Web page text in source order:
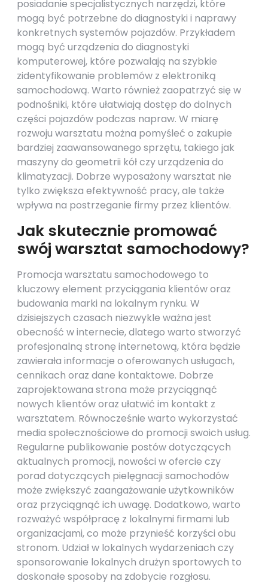
posiadanie specjalistycznych narzędzi, które
mogą być potrzebne do diagnostyki i naprawy
konkretnych systemów pojazdów. Przykładem
mogą być urządzenia do diagnostyki
komputerowej, które pozwalają na szybkie
zidentyfikowanie problemów z elektroniką
samochodową. Warto również zaopatrzyć się w
podnośniki, które ułatwiają dostęp do dolnych
części pojazdów podczas napraw. W miarę
rozwoju warsztatu można pomyśleć o zakupie
bardziej zaawansowanego sprzętu, takiego jak
maszyny do geometrii kół czy urządzenia do
klimatyzacji. Dobrze wyposażony warsztat nie
tylko zwiększa efektywność pracy, ale także
wpływa na postrzeganie firmy przez klientów.
Jak skutecznie promować
swój warsztat samochodowy?
Promocja warsztatu samochodowego to
kluczowy element przyciągania klientów oraz
budowania marki na lokalnym rynku. W
dzisiejszych czasach niezwykle ważna jest
obecność w internecie, dlatego warto stworzyć
profesjonalną stronę internetową, która będzie
zawierała informacje o oferowanych usługach,
cennikach oraz dane kontaktowe. Dobrze
zaprojektowana strona może przyciągnąć
nowych klientów oraz ułatwić im kontakt z
warsztatem. Równocześnie warto wykorzystać
media społecznościowe do promocji swoich usług.
Regularne publikowanie postów dotyczących
aktualnych promocji, nowości w ofercie czy
porad dotyczących pielęgnacji samochodów
może zwiększyć zaangażowanie użytkowników
oraz przyciągnąć ich uwagę. Dodatkowo, warto
rozważyć współpracę z lokalnymi firmami lub
organizacjami, co może przynieść korzyści obu
stronom. Udział w lokalnych wydarzeniach czy
sponsorowanie lokalnych drużyn sportowych to
doskonałe sposoby na zdobycie rozgłosu.